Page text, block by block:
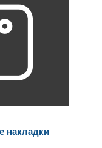
накладки